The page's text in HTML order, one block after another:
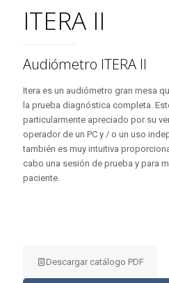
ITERA II
Audiómetro ITERA II
Itera es un audiómetro gran mesa
la prueba diagnóstica completa.
particularmente apreciado por su
operador de un PC y / o un uso
también es muy intuitiva
cabo una sesión de prueba y para
paciente.
Descargar catálogo PDF